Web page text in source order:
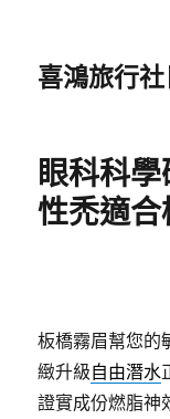
喜鴻旅行
眼科科
性禿適
板橋霧眉幫您的
緻升級自由潛水
證實成份燃脂神